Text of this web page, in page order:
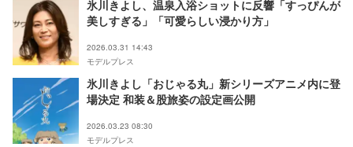
氷川きよし、温泉入浴ショットに反響「すっぴんが
美しすぎる」「可愛らしい浸かり方」
2026.03.31 14:43
モデルプレス
氷川きよし「おじゃる丸」新シリーズアニメ内に登
場決定 和装＆股旅姿の設定画公開
2026.03.23 08:30
モデルプレス